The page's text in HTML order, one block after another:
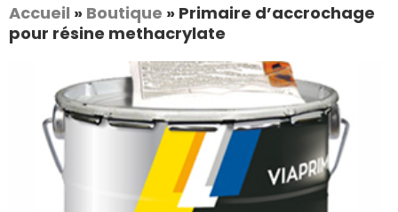
Accueil » Boutique » Primaire d’accrochage
pour résine methacrylate